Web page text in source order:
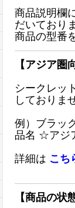
商品説明欄
だいており
商品の型番
【アジア圏
シークレッ
しておりま
例）ブラッ
品名 ☆アジ
詳細は こち
【商品の状